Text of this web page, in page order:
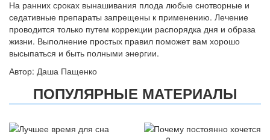
На ранних сроках вынашивания плода любые снотворные и
седативные препараты запрещены к применению. Лечение
проводится только путем коррекции распорядка дня и образа
жизни. Выполнение простых правил поможет вам хорошо
высыпаться и быть полными энергии.
Автор: Даша Пащенко
ПОПУЛЯРНЫЕ МАТЕРИАЛЫ